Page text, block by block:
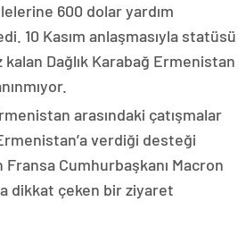
600 dolar yardım
10 Kasım anlaşmasıyla statüsü
Dağlık Karabağ Ermenistan
arasındaki çatışmalar
verdiği desteği
Fransa Cumhurbaşkanı Macron
dikkat çeken bir ziyaret